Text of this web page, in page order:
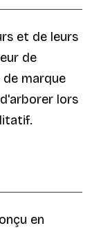
et de leurs
de
marque
lors
en